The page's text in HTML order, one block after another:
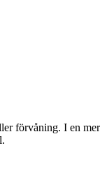
förvåning. I en